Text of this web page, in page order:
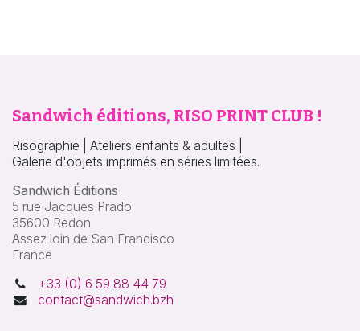
Sandwich éditions, RISO PRINT CLUB !
Risographie | Ateliers enfants & adultes |
Galerie d'objets imprimés en séries limitées.
Sandwich Éditions
5 rue Jacques Prado
35600 Redon
Assez loin de San Francisco
France
+33 (0) 6 59 88 44 79
contact@sandwich.bzh